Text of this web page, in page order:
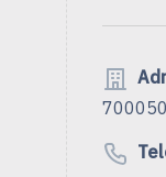
700050